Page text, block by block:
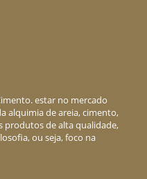
estar no mercado
alquimia de areia, cimento,
produtos de alta qualidade,
ou seja, foco na